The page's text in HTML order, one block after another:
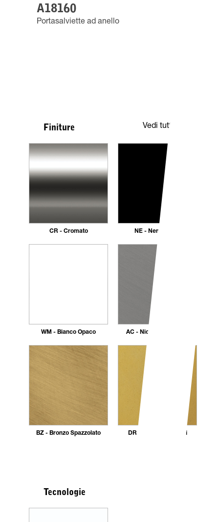
A18160
Portasalviette ad anello
Finiture Vedi tutte
CR - Cromato NE - Nero opaco
WM - Bianco Opaco AC - Nickel Spazzolato
BZ - Bronzo Spazzolato DR - Dorato 24 carati
Tecnologie